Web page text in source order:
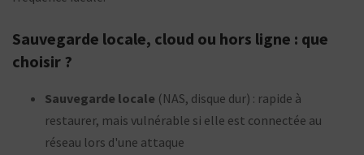
Sauvegarde locale, cloud ou hors ligne : que
choisir ?
Sauvegarde locale (NAS, disque dur) : rapide à
restaurer, mais vulnérable si elle est connectée au
réseau lors d'une attaque